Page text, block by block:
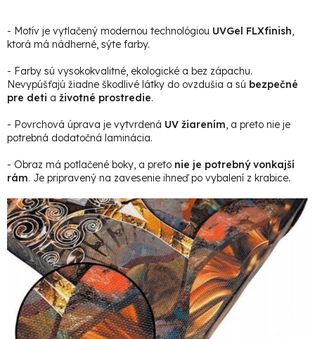
- Motív je vytlačený modernou technológiou UVGel FLXfinish,
ktorá má nádherné, sýte farby.
- Farby sú vysokokvalitné, ekologické a bez zápachu.
Nevypúšťajú žiadne škodlivé látky do ovzdušia a sú bezpečné
pre deti a životné prostredie.
- Povrchová úprava je vytvrdená UV žiarením, a preto nie je
potrebná dodatočná laminácia.
- Obraz má potlačené boky, a preto nie je potrebný vonkajší
rám. Je pripravený na zavesenie ihneď po vybalení z krabice.